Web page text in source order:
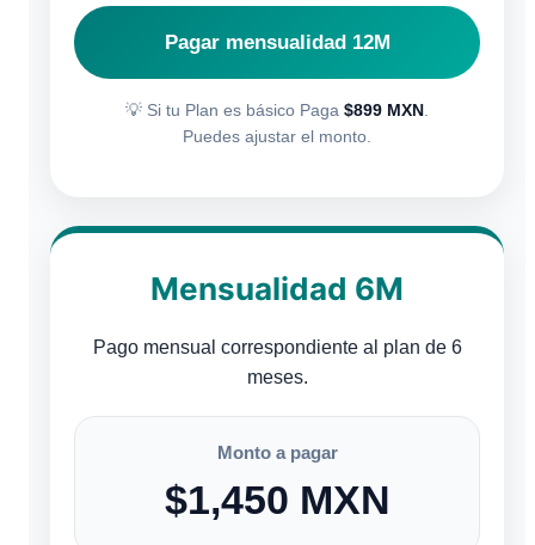
Pagar mensualidad 12M
💡 Si tu Plan es básico Paga $899 MXN
Puedes ajustar el monto.
Mensualidad 6M
Pago mensual correspondiente al plan de 6
meses.
Monto a pagar
$1,450 MXN